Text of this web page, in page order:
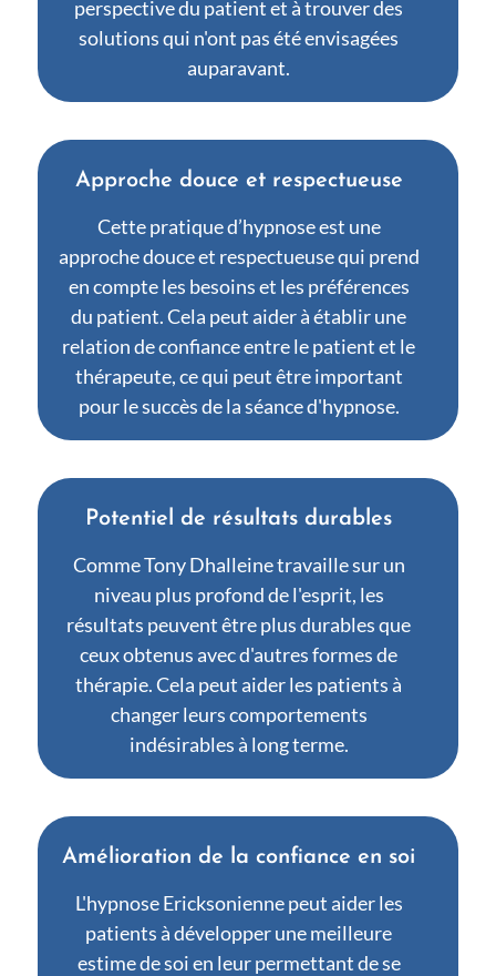
perspective du patient et à trouver des
solutions qui n'ont pas été envisagées
auparavant.
Approche douce et respectueuse
Cette pratique d’hypnose est une
approche douce et respectueuse qui prend
en compte les besoins et les préférences
du patient. Cela peut aider à établir une
relation de confiance entre le patient et le
thérapeute, ce qui peut être important
pour le succès de la séance d'hypnose.
Potentiel de résultats durables
Comme Tony Dhalleine travaille sur un
niveau plus profond de l'esprit, les
résultats peuvent être plus durables que
ceux obtenus avec d'autres formes de
thérapie. Cela peut aider les patients à
changer leurs comportements
indésirables à long terme.
Amélioration de la confiance en soi
L'hypnose Ericksonienne peut aider les
patients à développer une meilleure
estime de soi en leur permettant de se